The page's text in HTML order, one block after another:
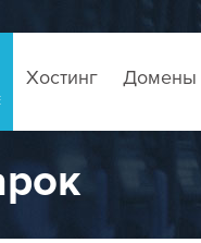
Хостинг Домены